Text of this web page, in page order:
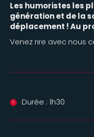
Les humoristes les
génération et de la
déplacement ! Au
Venez rire avec nous
Durée : 1h30